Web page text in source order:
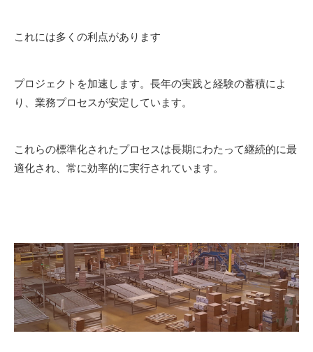
これには多くの利点があります
プロジェクトを加速します。長年の実践と経験の蓄積によ
り、業務プロセスが安定しています。
これらの標準化されたプロセスは長期にわたって継続的に最
適化され、常に効率的に実行されています。